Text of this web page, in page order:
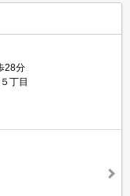
28分
丁目